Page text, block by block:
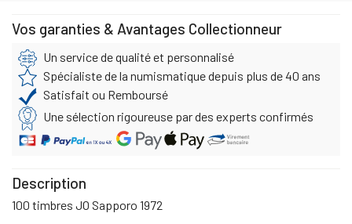
Vos garanties & Avantages Collectionneur
Un service de qualité et personnalisé
Spécialiste de la numismatique depuis plus de 40 ans
Satisfait ou Remboursé
Une sélection rigoureuse par des experts confirmés
Description
100 timbres JO Sapporo 1972